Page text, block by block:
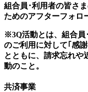
組合員･利用者の皆さ
ためのアフターフォロ
※3Q活動とは、組合員
のご利用に対して｢感
とともに、請求忘れや
動のこと。
共済事業